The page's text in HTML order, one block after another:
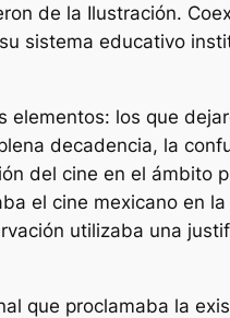
de la Ilustración.
educativo
los que
decadencia, la
del cine en el ámbito
el cine mexicano en
utilizaba una
proclamaba la